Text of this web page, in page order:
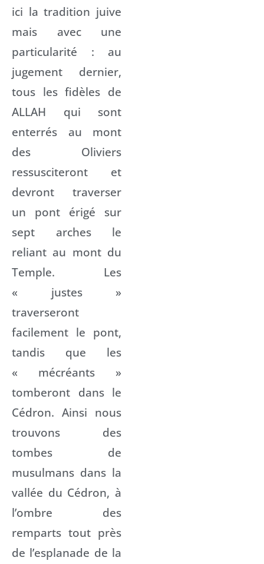
ici la tradition juive
mais avec une
particularité : au
jugement dernier,
tous les fidèles de
ALLAH qui sont
enterrés au mont
des Oliviers
ressusciteront et
devront traverser
un pont érigé sur
sept arches le
reliant au mont du
Temple. Les
« justes »
traverseront
facilement le pont,
tandis que les
« mécréants »
tomberont dans le
Cédron. Ainsi nous
trouvons des
tombes de
musulmans dans la
vallée du Cédron, à
l’ombre des
remparts tout près
de l’esplanade de la